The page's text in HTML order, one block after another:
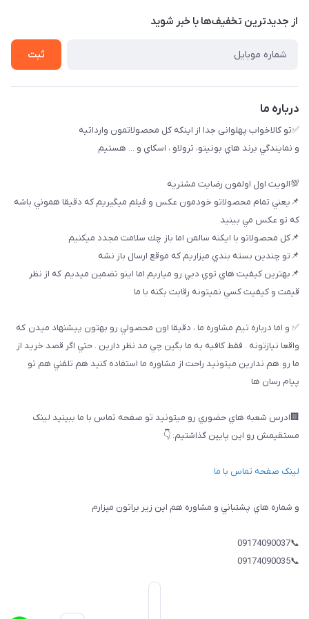
پنجمين فروشگاه كالاخواب پهلواني
راهنماي خريد
لیست محصولات
تماس با ما
از جدید‌ترین تخفیف‌ها با‌ خبر شوید
ثبت
درباره ما
✅تو كالاخواب پهلوانى جدا از اينكه كل محصولاتمون وارداتيه
و نمايندگي برند هاي بونيتو، ترولاو ، اسكاي و ... هستيم
💯الويت اول اولمون رضايت مشتريه
📌يعني تمام محصولاتو خودمون عكس و فيلم ميگيريم كه دقيقا هموني باشه
كه تو عكس مي بينيد
📌كل محصولاتو با ايكنه سالمن اما باز چك سلامت مجدد ميكنيم
📌تو چندين بسته بندي ميزاريم كه موقع ارسال باز نشه
📌بهترين كيفيت هاي توي دبي رو مياريم اما اينو تضمين ميديم كه از نظر
قيمت و كيفيت كسي نميتونه رقابت بكنه با ما
✅ و اما درباره تيم مشاوره ما ، دقيقا اون محصولي رو بهتون پيشنهاد ميدن كه
واقعا نيازتونه . فقط كافيه به ما بگين چي مد نظر دارين . حتي اگر قصد خريد از
ما رو هم ندارين ميتونيد راحت از مشاوره ما استفاده كنيد هم تلفني هم تو
پيام رسان ها
🏢ادرس شعبه هاي حضوري رو ميتونيد تو صفحه تماس با ما ببینيد لینک
مستقیمش رو این پایین گذاشتیم: 👇
لینک صفحه تماس با ما
و شماره هاي پشتباني و مشاوره هم اين زير براتون ميزارم
📞09174090037
📞09174090035